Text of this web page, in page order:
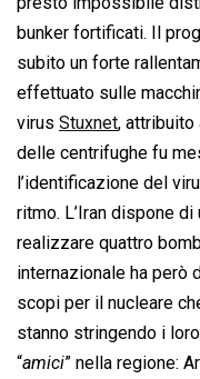
bunker fortificati. Il
subito un forte
effettuato sulle
virus Stuxnet, attribuito
delle centrifughe fu
l’identificazione del
ritmo. L’Iran dispone
realizzare quattro
internazionale ha però
scopi per il nucleare
stanno stringendo i
“amici” nella regione: